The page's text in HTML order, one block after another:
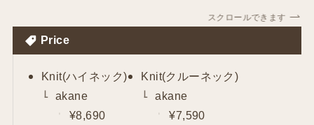
スクロールできます
Price
Knit(ハイネック)
akane
¥8,690
Knit(クルーネック)
akane
¥7,590